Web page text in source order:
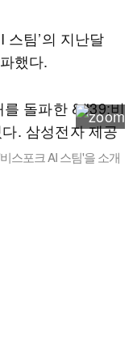
스팀’의 지난달
했다.
스포크 AI 스팀'을 소개